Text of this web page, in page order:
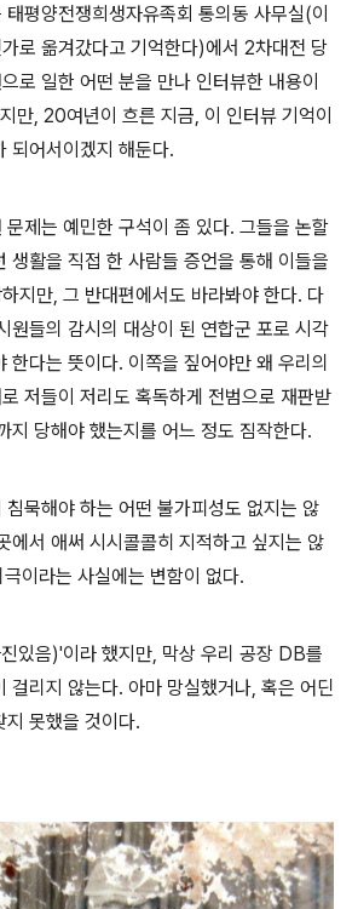
평양전쟁희생자유족회 통의동 사무실(이
로 옮겨갔다고 기억한다)에서 2차대전 당
로 일한 어떤 분을 만나 인터뷰한 내용이
만, 20여년이 흐른 지금, 이 인터뷰 기억이
되어서이겠지 해둔다.
문제는 예민한 구석이 좀 있다. 그들을 논할
생활을 직접 한 사람들 증언을 통해 이들을
지만, 그 반대편에서도 바라봐야 한다. 다
원들의 감시의 대상이 된 연합군 포로 시각
한다는 뜻이다. 이쪽을 짚어야만 왜 우리의
저들이 저리도 혹독하게 전범으로 재판받
지 당해야 했는지를 어느 정도 짐작한다.
묵해야 하는 어떤 불가피성도 없지는 않
에서 애써 시시콜콜히 지적하고 싶지는 않
이라는 사실에는 변함이 없다.
있음)'이라 했지만, 막상 우리 공장 DB를
걸리지 않는다. 아마 망실했거나, 혹은 어딘
못했을 것이다.